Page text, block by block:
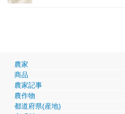
農家
商品
農家記事
農作物
都道府県(産地)